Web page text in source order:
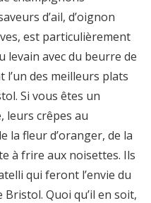
d’ail, d’oignon
est particulièrement
levain avec du beurre de
des meilleurs plats
Si vous êtes un
leurs crêpes au
la fleur d’oranger, de la
à frire aux noisettes. Ils
qui feront l’envie du
Quoi qu’il en soit,